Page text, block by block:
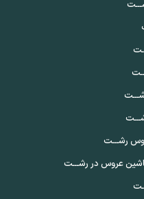
رشـــت
عروس در رشـــت